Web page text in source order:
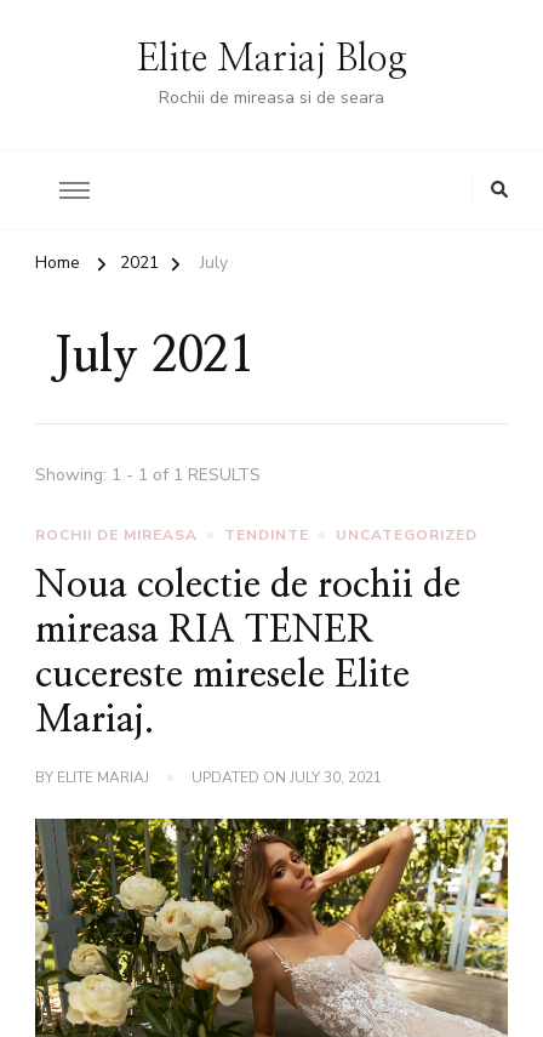
Elite Mariaj Blog
Rochii de mireasa si de seara
Home 2021 July
July 2021
Showing: 1 - 1 of 1 RESULTS
ROCHII DE MIREASA TENDINTE UNCATEGORIZED
Noua colectie de rochii de
mireasa RIA TENER
cucereste miresele Elite
Mariaj.
BY ELITE MARIAJ UPDATED ON JULY 30, 2021